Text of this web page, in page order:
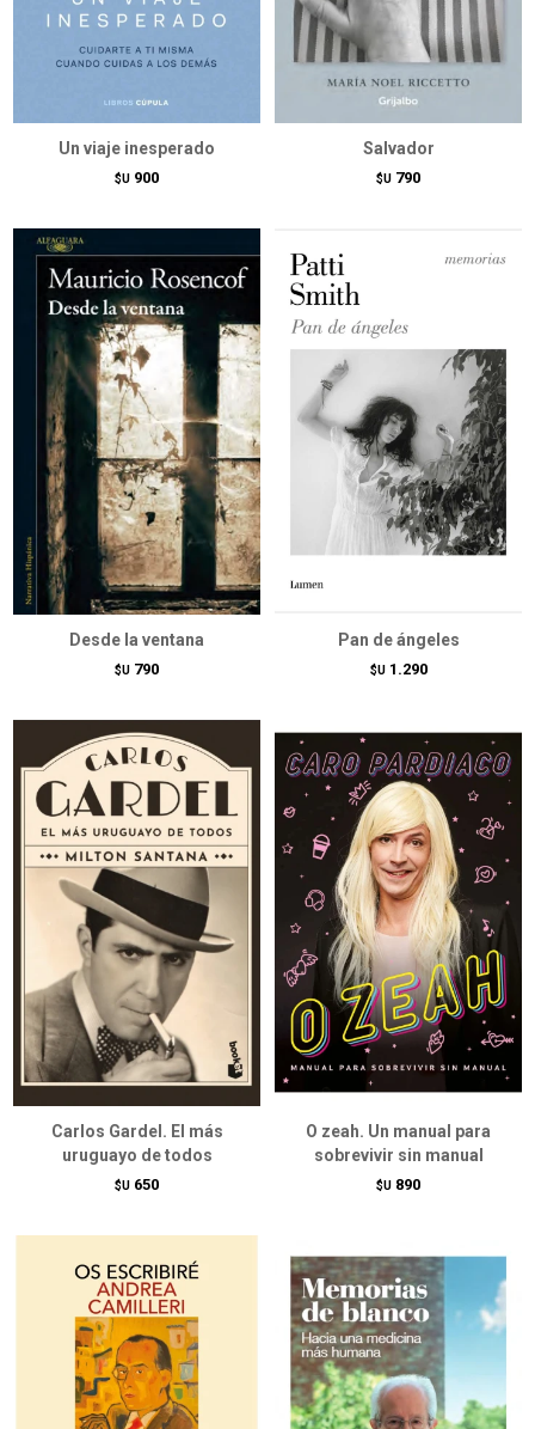
Un viaje inesperado
$U 900
Salvador
$U 790
Desde la ventana
$U 790
Pan de ángeles
$U 1.290
Carlos Gardel. El más
uruguayo de todos
$U 650
O zeah. Un manual para
sobrevivir sin manual
$U 890